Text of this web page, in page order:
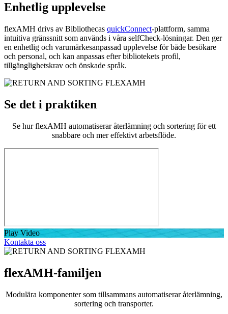
Enhetlig upplevelse
flexAMH drivs av Bibliothecas quickConnect-plattform, samma
intuitiva gränssnitt som används i våra selfCheck-lösningar. Den ger
en enhetlig och varumärkesanpassad upplevelse för både besökare
och personal, och kan anpassas efter bibliotekets profil,
tillgänglighetskrav och önskade språk.
Se det i praktiken
Se hur flexAMH automatiserar återlämning och sortering för ett
snabbare och mer effektivt arbetsflöde.
Play Video
Kontakta oss
flexAMH-familjen
Modulära komponenter som tillsammans automatiserar återlämning,
sortering och transporter.